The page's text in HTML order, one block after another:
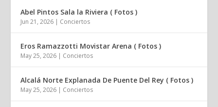
Abel Pintos Sala la Riviera ( Fotos )
Jun 21, 2026 | Conciertos
Eros Ramazzotti Movistar Arena ( Fotos )
May 25, 2026 | Conciertos
Alcalá Norte Explanada De Puente Del Rey ( Fotos )
May 25, 2026 | Conciertos